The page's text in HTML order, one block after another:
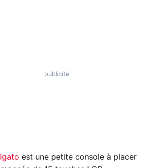
est une petite console à placer